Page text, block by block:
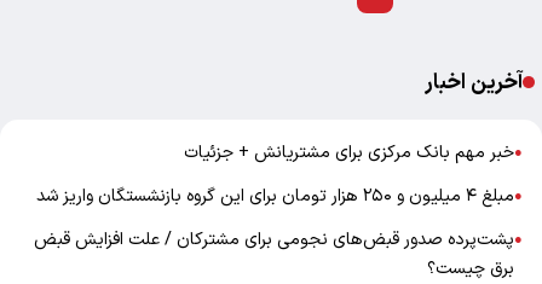
آخرین اخبار
●خبر مهم بانک مرکزی برای مشتریانش + جزئیات
●مبلغ ۴ میلیون و ۲۵۰ هزار تومان برای این گروه بازنشستگان واریز شد
●پشت‌پرده صدور قبض‌های نجومی برای مشترکان / علت افزایش قبض
برق چیست؟